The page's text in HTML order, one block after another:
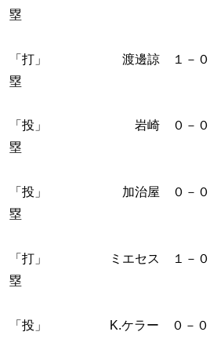
塁
「打」 渡邊諒 １－０
塁
「投」 岩崎 ０－０ ０
塁
「投」 加治屋 ０－０
塁
「打」 ミエセス １－０
塁
「投」 K.ケラー ０－０